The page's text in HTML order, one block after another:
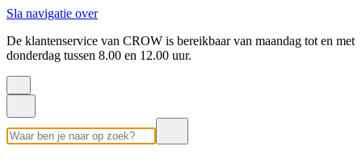
Sla navigatie over
De klantenservice van CROW is bereikbaar van maandag tot en met
donderdag tussen 8.00 en 12.00 uur.